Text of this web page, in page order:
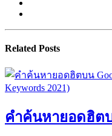
Related Posts
คำค้นหายอดฮิตบ